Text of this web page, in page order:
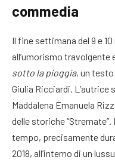
commedia
Il fine settimana del 9 e
all’umorismo travolgente
sotto la pioggia, un
Giulia Ricciardi. L’autrice
Maddalena Emanuela
delle storiche “Stremate”.
tempo, precisamente
2018, all’interno di un